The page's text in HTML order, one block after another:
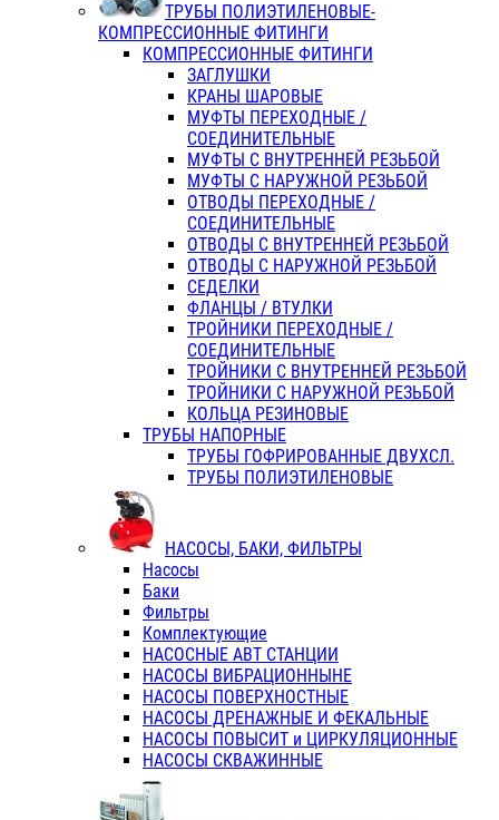
ТРУБЫ ПОЛИЭТИЛЕНОВЫЕ-
КОМПРЕССИОННЫЕ ФИТИНГИ
КОМПРЕССИОННЫЕ ФИТИНГИ
ЗАГЛУШКИ
КРАНЫ ШАРОВЫЕ
МУФТЫ ПЕРЕХОДНЫЕ /
СОЕДИНИТЕЛЬНЫЕ
МУФТЫ С ВНУТРЕННЕЙ РЕЗЬБОЙ
МУФТЫ С НАРУЖНОЙ РЕЗЬБОЙ
ОТВОДЫ ПЕРЕХОДНЫЕ /
СОЕДИНИТЕЛЬНЫЕ
ОТВОДЫ С ВНУТРЕННЕЙ РЕЗЬБОЙ
ОТВОДЫ С НАРУЖНОЙ РЕЗЬБОЙ
СЕДЕЛКИ
ФЛАНЦЫ / ВТУЛКИ
ТРОЙНИКИ ПЕРЕХОДНЫЕ /
СОЕДИНИТЕЛЬНЫЕ
ТРОЙНИКИ С ВНУТРЕННЕЙ РЕЗЬБОЙ
ТРОЙНИКИ С НАРУЖНОЙ РЕЗЬБОЙ
КОЛЬЦА РЕЗИНОВЫЕ
ТРУБЫ НАПОРНЫЕ
ТРУБЫ ГОФРИРОВАННЫЕ ДВУХСЛ.
ТРУБЫ ПОЛИЭТИЛЕНОВЫЕ
НАСОСЫ, БАКИ, ФИЛЬТРЫ
Насосы
Баки
Фильтры
Комплектующие
НАСОСНЫЕ АВТ СТАНЦИИ
НАСОСЫ ВИБРАЦИОННЫНЕ
НАСОСЫ ПОВЕРХНОСТНЫЕ
НАСОСЫ ДРЕНАЖНЫЕ И ФЕКАЛЬНЫЕ
НАСОСЫ ПОВЫСИТ и ЦИРКУЛЯЦИОННЫЕ
НАСОСЫ СКВАЖИННЫЕ